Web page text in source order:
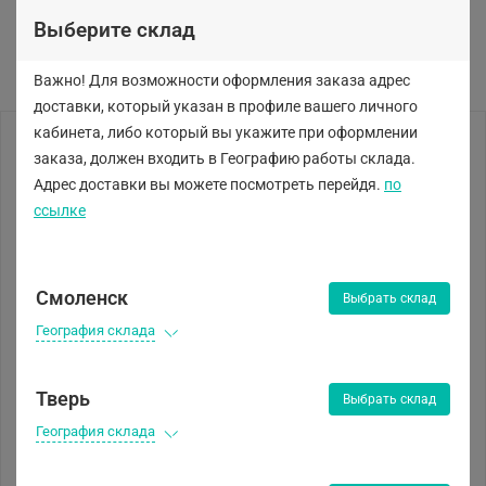
Выберите склад
Важно! Для возможности оформления заказа адрес
доставки, который указан в профиле вашего личного
кабинета, либо который вы укажите при оформлении
заказа, должен входить в Географию работы склада.
Адрес доставки вы можете посмотреть перейдя. по
ссылке
Смоленск Выбрать склад
География склада
Тверь Выбрать склад
География склада